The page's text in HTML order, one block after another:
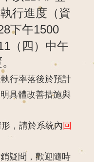
行進度（資
下午1500
（四）中午
執行率落後於預計
具體改善措施與
，請於系統內 回
疑問， 歡迎隨時